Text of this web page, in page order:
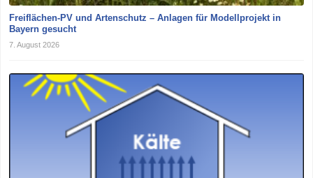
Freiflächen-PV und Artenschutz – Anlagen für Modellprojekt in
Bayern gesucht
7. August 2026